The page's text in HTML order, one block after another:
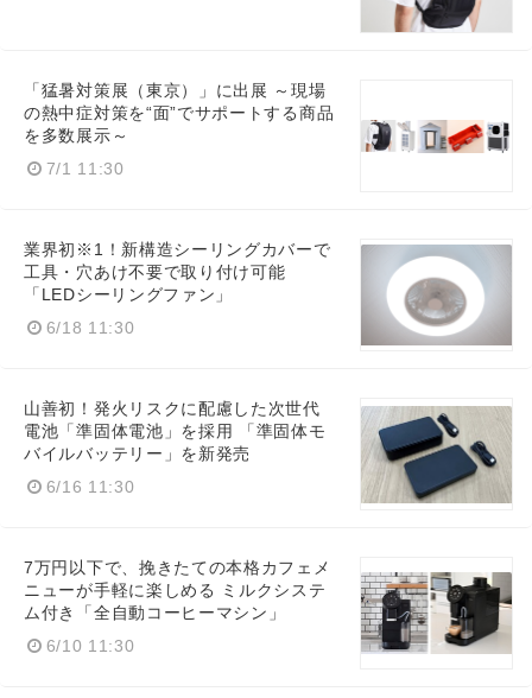
「猛暑対策展（東京）」に出展 ～現場
の熱中症対策を“面”でサポートする商品
を多数展示～
7/1 11:30
業界初※1！新構造シーリングカバーで
工具・穴あけ不要で取り付け可能
「LEDシーリングファン」
6/18 11:30
山善初！発火リスクに配慮した次世代
電池「準固体電池」を採用 「準固体モ
バイルバッテリー」を新発売
6/16 11:30
7万円以下で、挽きたての本格カフェメ
ニューが手軽に楽しめる ミルクシステ
ム付き「全自動コーヒーマシン」
6/10 11:30